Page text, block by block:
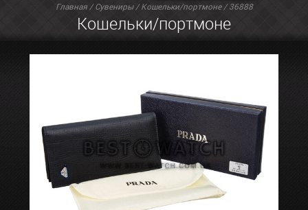
Главная/Сувениры/Кошельки/портмоне/ 36888
Кошельки/портмоне